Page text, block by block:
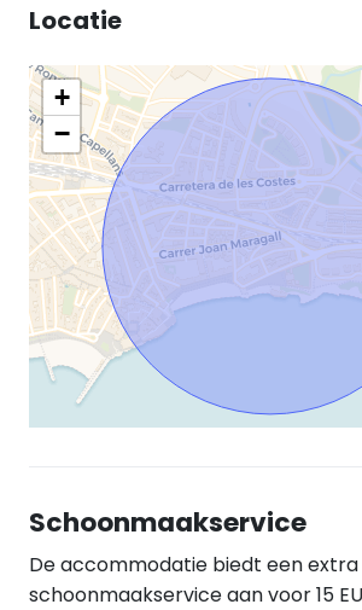
Locatie
+
−
Schoonmaakservice
De accommodatie biedt een extra
schoonmaakservice aan voor 15